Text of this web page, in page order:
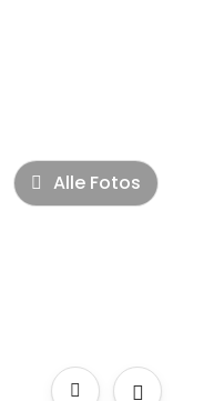
Alle Fotos